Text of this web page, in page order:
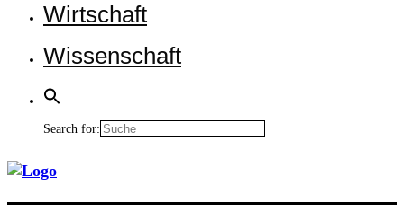
Wirt­schaft
Wis­sen­schaft
Search for: